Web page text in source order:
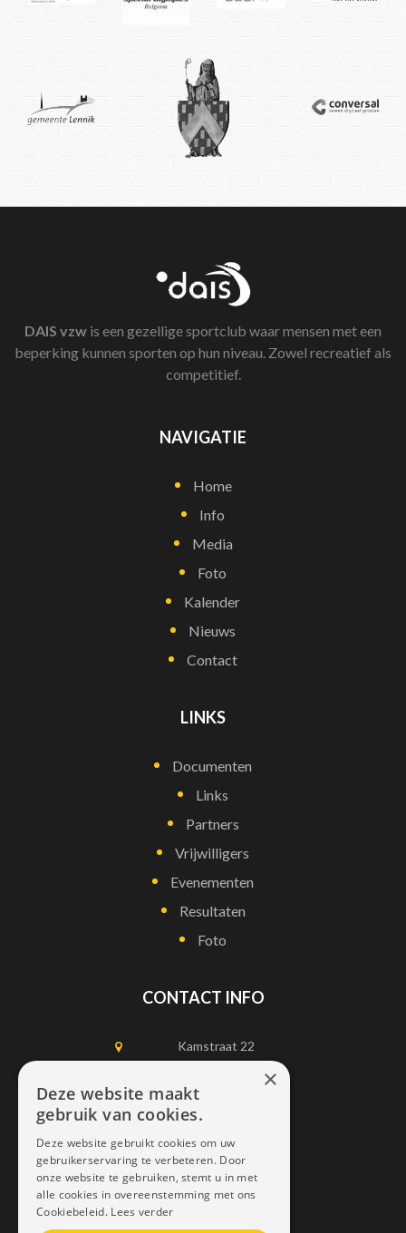
DAIS vzw is een gezellige sportclub waar mensen met een
beperking kunnen sporten op hun niveau. Zowel recreatief als
competitief.
NAVIGATIE
Home
Info
Media
Foto
Kalender
Nieuws
Contact
LINKS
Documenten
Links
Partners
Vrijwilligers
Evenementen
Resultaten
Foto
CONTACT INFO
Kamstraat 22
1750 Lennik
0497452898
info@dais.be
×
Deze website maakt
gebruik van cookies.
Deze website gebruikt cookies om uw
gebruikerservaring te verbeteren. Door
onze website te gebruiken, stemt u in met
alle cookies in overeenstemming met ons
Cookiebeleid. Lees verder